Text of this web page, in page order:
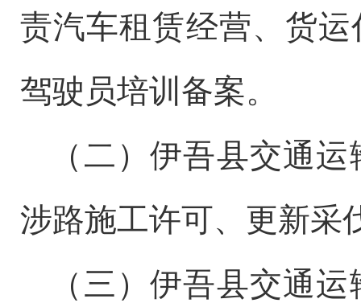
责汽车租赁经营、 货运
驾驶员培训备案。
（二）伊吾县交通
涉路施工许可、更新采
（三）伊吾县交通